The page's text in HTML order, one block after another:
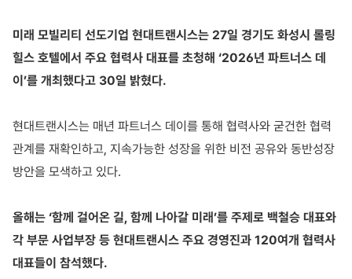
미래 모빌리티 선도기업 현대트랜시스는 27일 경기도 화성시 롤링
힐스 호텔에서 주요 협력사 대표를 초청해 ‘2026년 파트너스 데
이’를 개최했다고 30일 밝혔다.
현대트랜시스는 매년 파트너스 데이를 통해 협력사와 굳건한 협력
관계를 재확인하고, 지속가능한 성장을 위한 비전 공유와 동반성장
방안을 모색하고 있다.
올해는 ‘함께 걸어온 길, 함께 나아갈 미래’를 주제로 백철승 대표와
각 부문 사업부장 등 현대트랜시스 주요 경영진과 120여개 협력사
대표들이 참석했다.